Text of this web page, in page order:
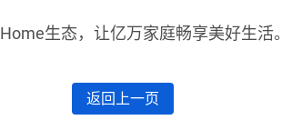
生态，让亿万家庭畅享美好生活。
返回上一页